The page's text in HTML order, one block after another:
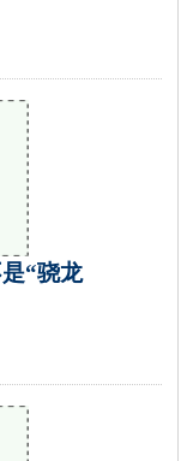
“骁龙